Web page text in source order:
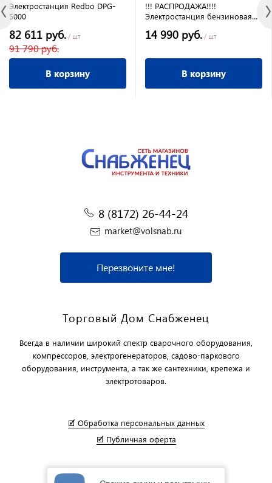
Электростанция Redbo DPG-
5000
82 611 руб. / шт
91 790 руб.
В корзину
!!! РАСПРОДАЖА!!!!
Электростанция бензиновая
2t
14 990 руб. / шт
В корзину
8 (8172) 26-44-24
market@volsnab.ru
Перезвоните мне!
Торговый Дом Снабженец
Всегда в наличии широкий спектр сварочного оборудования,
компрессоров, электрогенераторов, садово-паркового
оборудования, инструмента, а так же сантехники, крепежа и
электротоваров.
🗹 Обработка персональных данных
🗹 Публичная оферта